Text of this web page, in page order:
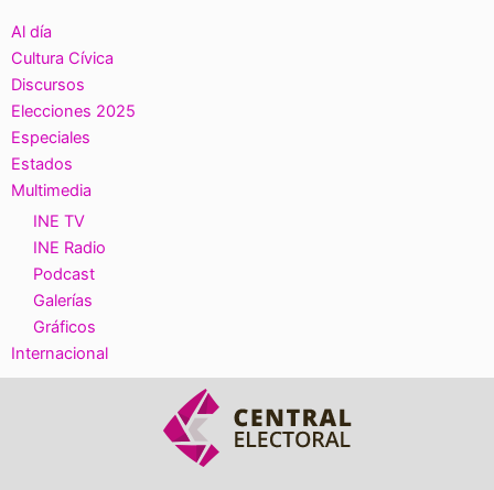
Al día
Cultura Cívica
Discursos
Elecciones 2025
Especiales
Estados
Multimedia
INE TV
INE Radio
Podcast
Galerías
Gráficos
Internacional